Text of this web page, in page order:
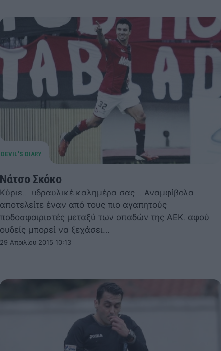
Νάτσο Σκόκο
Κύριε… υδραυλικέ καλημέρα σας… Αναμφίβολα
αποτελείτε έναν από τους πιο αγαπητούς
ποδοσφαιριστές μεταξύ των οπαδών της ΑΕΚ, αφού
ουδείς μπορεί να ξεχάσει…
29 Απριλίου 2015 10:13